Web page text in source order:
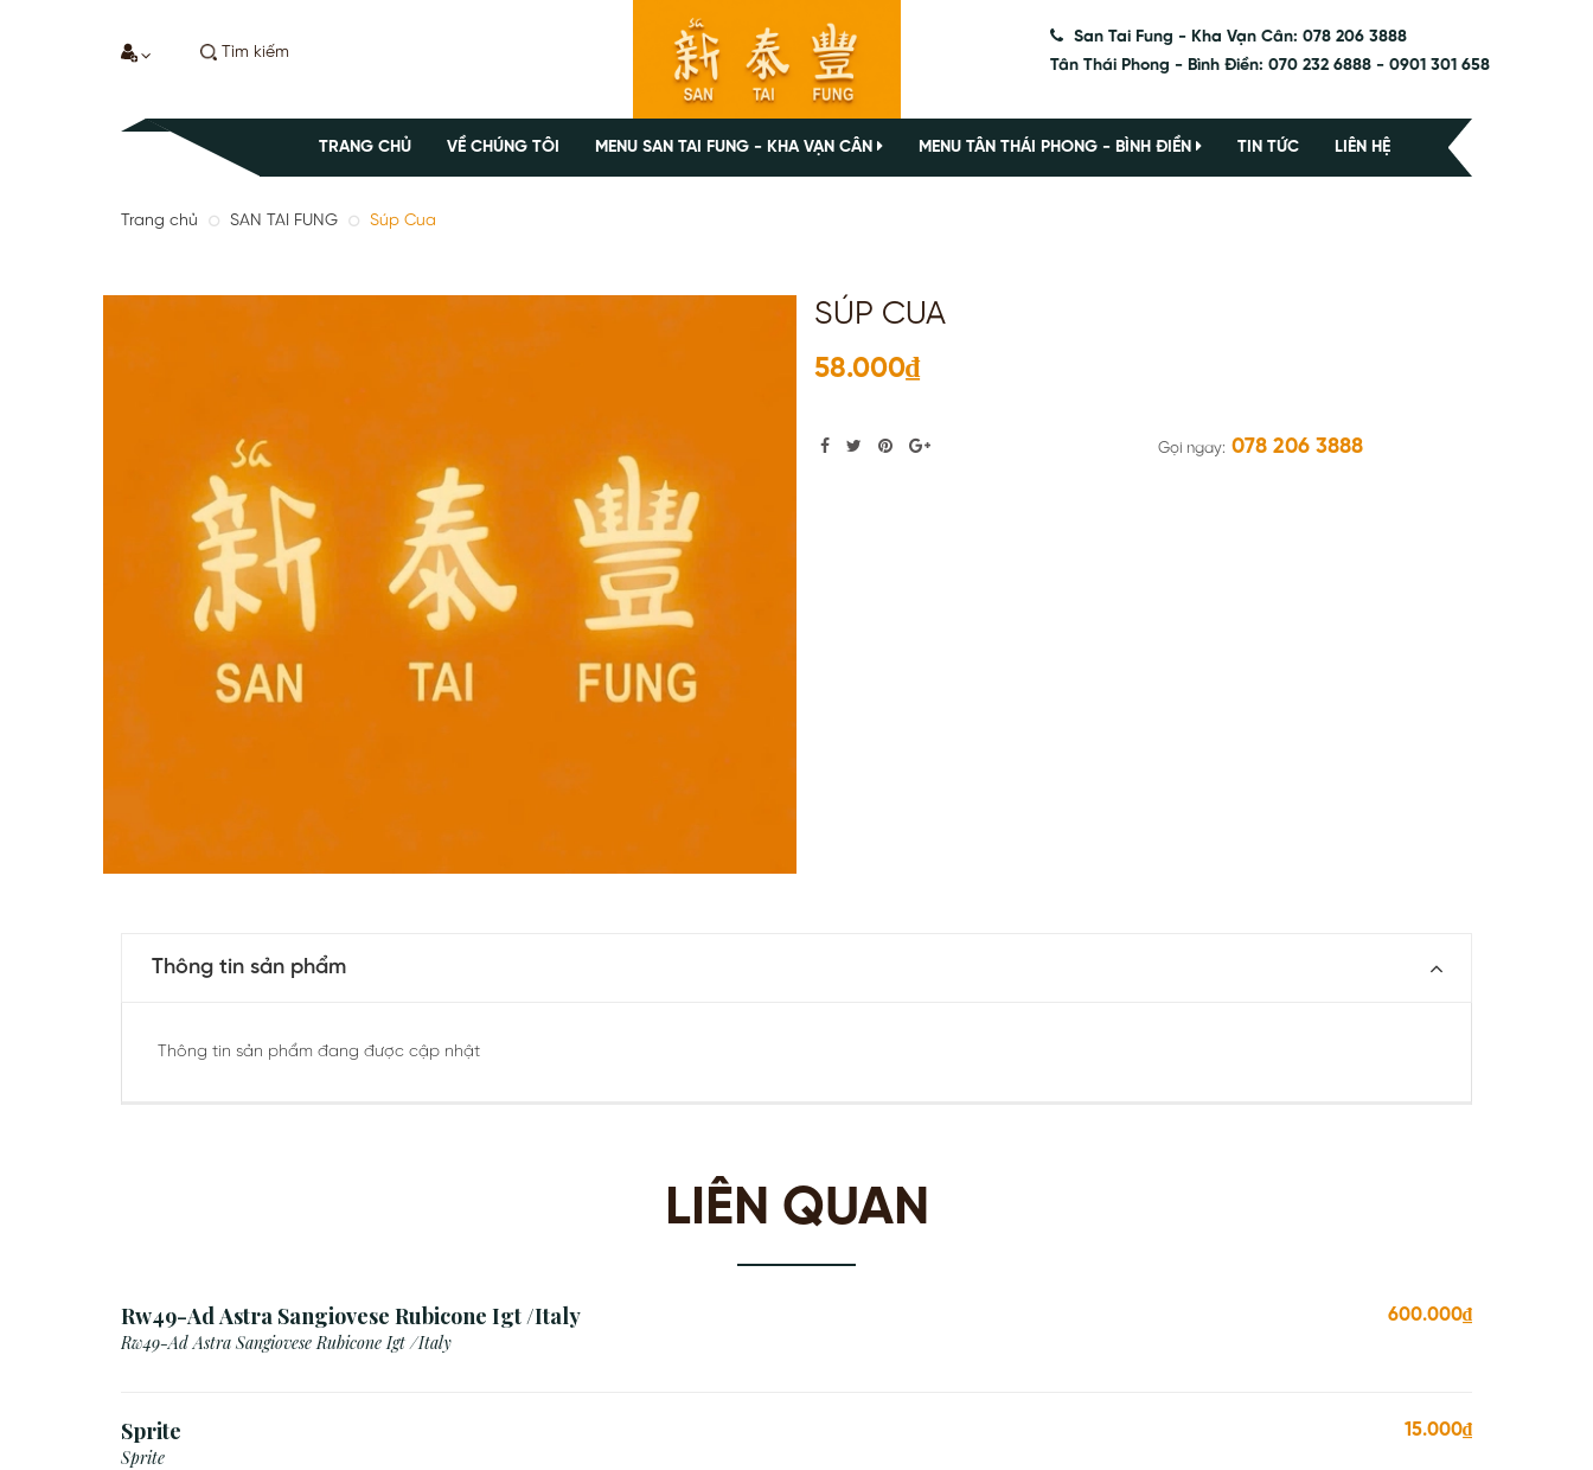
San Tai Fung - Kha Vạn Cân: 078 206 3888
Tân Thái Phong - Bình Điền: 070 232 6888 - 0901 301 658
TRANG CHỦ VỀ CHÚNG TÔI MENU SAN TAI FUNG - KHA VẠN CÂN MENU TÂN THÁI PHONG - BÌNH ĐIỀN TIN TỨC LIÊN HỆ
Trang chủ SAN TAI FUNG Súp Cua
SÚP CUA
58.000₫
Gọi ngay: 078 206 3888
Thông tin sản phẩm
Thông tin sản phẩm đang được cập nhật
LIÊN QUAN
Rw49-Ad Astra Sangiovese Rubicone Igt /Italy
Rw49-Ad Astra Sangiovese Rubicone Igt /Italy
600.000₫
Sprite
Sprite
15.000₫